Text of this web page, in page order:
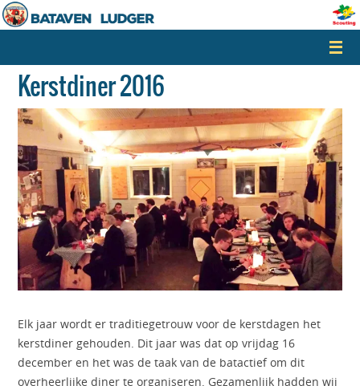
Naar
de
springen
Kerstdiner 2016
Elk jaar wordt er traditiegetrouw voor de kerstdagen het
kerstdiner gehouden. Dit jaar was dat op vrijdag 16
december en het was de taak van de batactief om dit
overheerlijke diner te organiseren. Gezamenlijk hadden wij